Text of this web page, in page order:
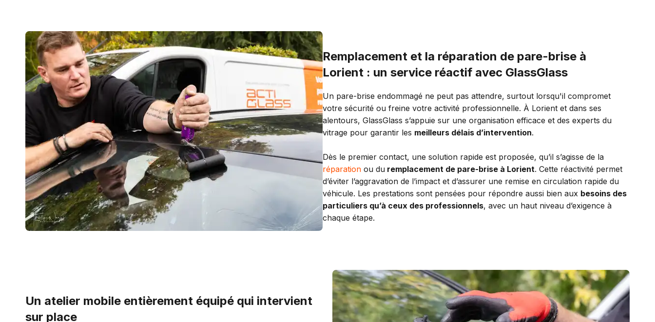
Remplacement et la réparation de pare-brise à
Lorient : un service réactif avec GlassGlass
Un pare-brise endommagé ne peut pas attendre, surtout lorsqu'il compromet
votre sécurité ou freine votre activité professionnelle. À Lorient et dans ses
alentours, GlassGlass s’appuie sur une organisation efficace et des experts du
vitrage pour garantir les meilleurs délais d’intervention.
Dès le premier contact, une solution rapide est proposée, qu’il s’agisse de la
réparation ou du remplacement de pare-brise à Lorient. Cette réactivité permet
d’éviter l’aggravation de l’impact et d’assurer une remise en circulation rapide du
véhicule. Les prestations sont pensées pour répondre aussi bien aux besoins des
particuliers qu’à ceux des professionnels, avec un haut niveau d’exigence à
chaque étape.
Un atelier mobile entièrement équipé qui intervient
sur place